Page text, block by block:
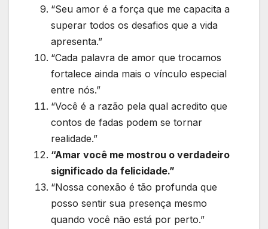
“Seu amor é a força que me capacita a
superar todos os desafios que a vida
apresenta.”
“Cada palavra de amor que trocamos
fortalece ainda mais o vínculo especial
entre nós.”
“Você é a razão pela qual acredito que
contos de fadas podem se tornar
realidade.”
“Amar você me mostrou o verdadeiro
significado da felicidade.”
“Nossa conexão é tão profunda que
posso sentir sua presença mesmo
quando você não está por perto.”